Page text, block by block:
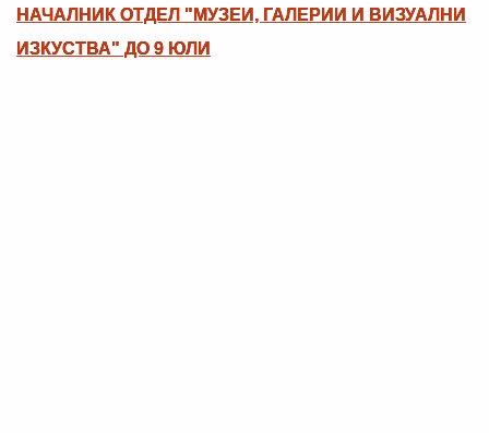
НАЧАЛНИК ОТДЕЛ "МУЗЕИ, ГАЛЕРИИ И ВИЗУАЛНИ
ИЗКУСТВА" ДО 9 ЮЛИ